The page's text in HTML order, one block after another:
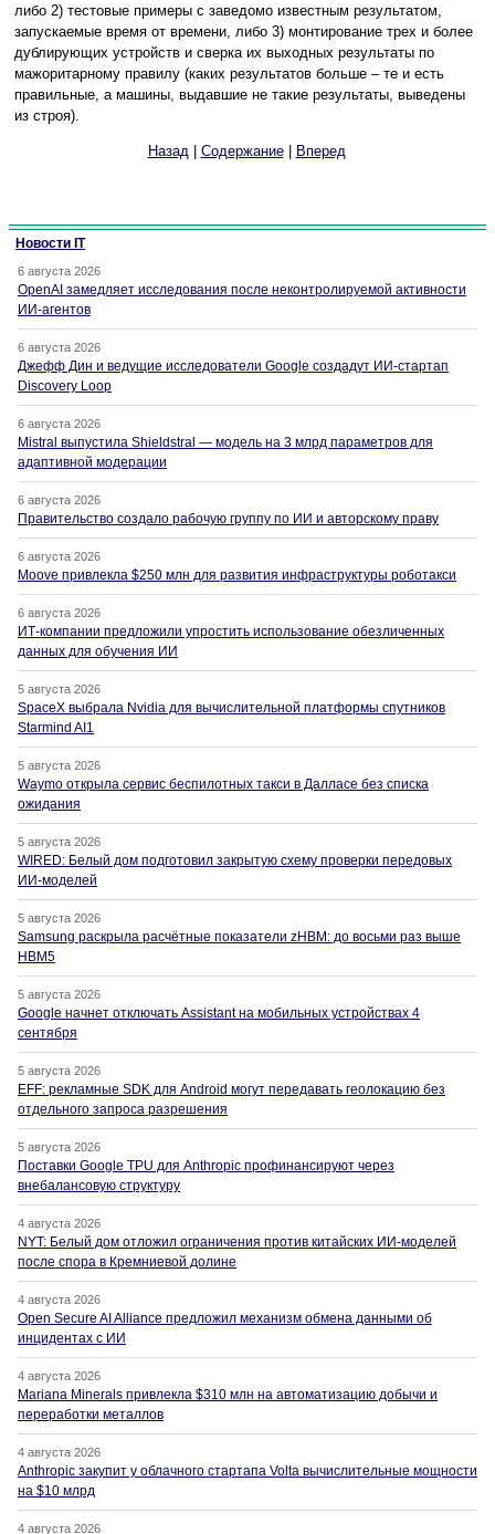
либо 2) тестовые примеры с заведомо известным результатом,
запускаемые время от времени, либо 3) монтирование трех и более
дублирующих устройств и сверка их выходных результаты по
мажоритарному правилу (каких результатов больше – те и есть
правильные, а машины, выдавшие не такие результаты, выведены
из строя).
Назад| Содержание| Вперед
Новости IT
6 августа 2026
OpenAI замедляет исследования после неконтролируемой активности
ИИ-агентов
6 августа 2026
Джефф Дин и ведущие исследователи Google создадут ИИ-стартап
Discovery Loop
6 августа 2026
Mistral выпустила Shieldstral — модель на 3 млрд параметров для
адаптивной модерации
6 августа 2026
Правительство создало рабочую группу по ИИ и авторскому праву
6 августа 2026
Moove привлекла $250 млн для развития инфраструктуры роботакси
6 августа 2026
ИТ-компании предложили упростить использование обезличенных
данных для обучения ИИ
5 августа 2026
SpaceX выбрала Nvidia для вычислительной платформы спутников
Starmind AI1
5 августа 2026
Waymo открыла сервис беспилотных такси в Далласе без списка
ожидания
5 августа 2026
WIRED: Белый дом подготовил закрытую схему проверки передовых
ИИ-моделей
5 августа 2026
Samsung раскрыла расчётные показатели zHBM: до восьми раз выше
HBM5
5 августа 2026
Google начнет отключать Assistant на мобильных устройствах 4
сентября
5 августа 2026
EFF: рекламные SDK для Android могут передавать геолокацию без
отдельного запроса разрешения
5 августа 2026
Поставки Google TPU для Anthropic профинансируют через
внебалансовую структуру
4 августа 2026
NYT: Белый дом отложил ограничения против китайских ИИ-моделей
после спора в Кремниевой долине
4 августа 2026
Open Secure AI Alliance предложил механизм обмена данными об
инцидентах с ИИ
4 августа 2026
Mariana Minerals привлекла $310 млн на автоматизацию добычи и
переработки металлов
4 августа 2026
Anthropic закупит у облачного стартапа Volta вычислительные мощности
на $10 млрд
4 августа 2026